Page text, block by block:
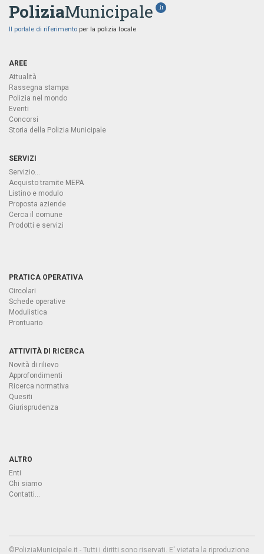
PoliziaMunicipale .it
Il portale di riferimento per la polizia locale
AREE
Attualità
Rassegna stampa
Polizia nel mondo
Eventi
Concorsi
Storia della Polizia Municipale
SERVIZI
Servizio...
Acquisto tramite MEPA
Listino e modulo
Proposta aziende
Cerca il comune
Prodotti e servizi
PRATICA OPERATIVA
Circolari
Schede operative
Modulistica
Prontuario
ATTIVITÀ DI RICERCA
Novità di rilievo
Approfondimenti
Ricerca normativa
Quesiti
Giurisprudenza
ALTRO
Enti
Chi siamo
Contatti...
©PoliziaMunicipale.it - Tutti i diritti sono riservati. E' vietata la riproduzione